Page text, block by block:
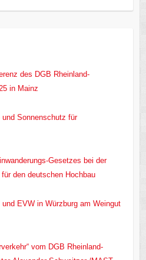
des DGB Rheinland-
in Mainz
Sonnenschutz für
Gesetzes bei der
den deutschen Hochbau
EVW in Würzburg am Weingut
vom DGB Rheinland-